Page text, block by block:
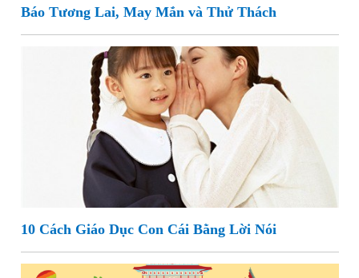
Báo Tương Lai, May Mắn và Thử Thách
10 Cách Giáo Dục Con Cái Bằng Lời Nói